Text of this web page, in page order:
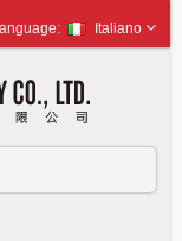
Italiano